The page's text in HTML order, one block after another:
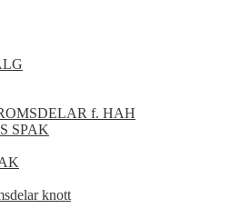
f. HAH
SPAK
knott